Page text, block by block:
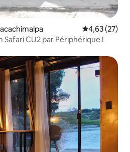
Note
4,63 (27)
CU2 par Périphérique !